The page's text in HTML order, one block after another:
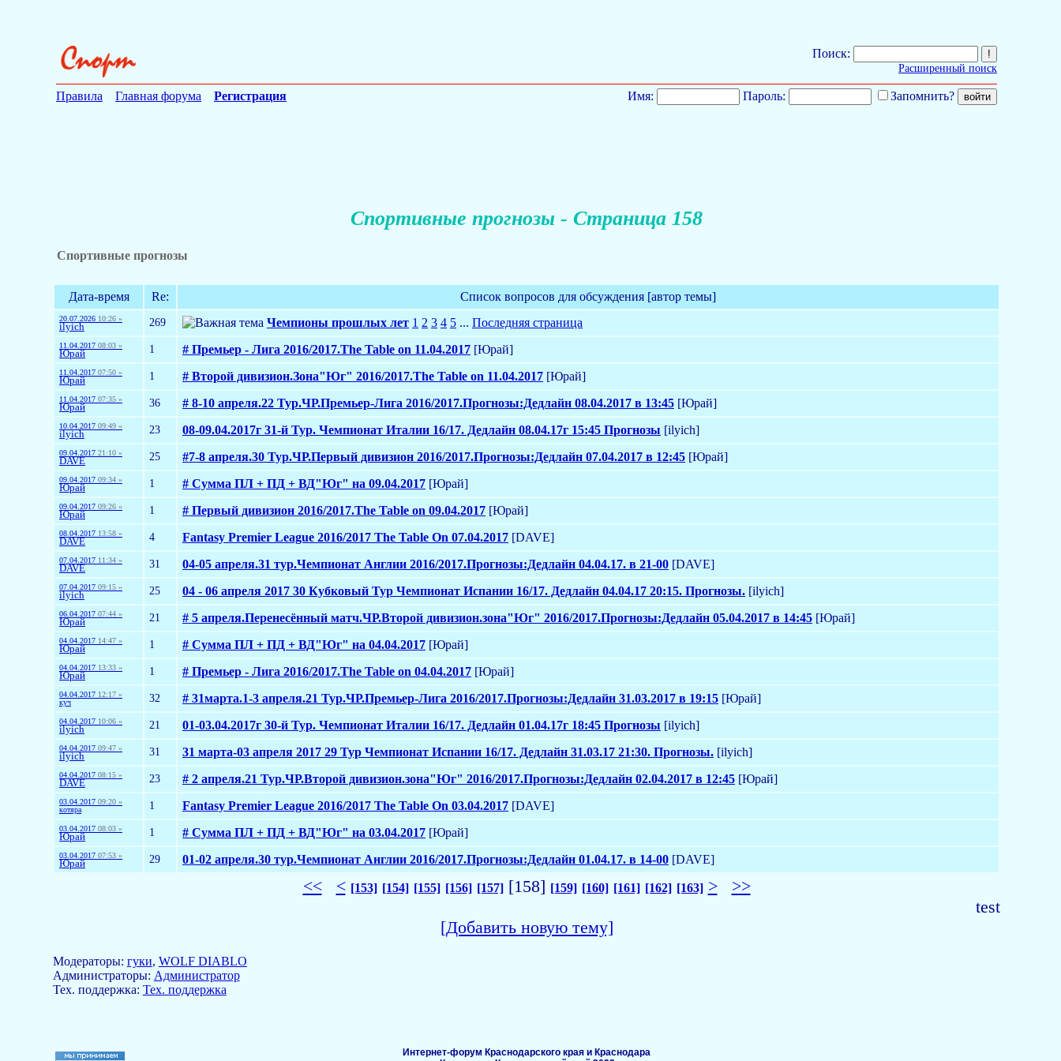
Поиск:
Расширенный поиск
Правила Главная форума Регистрация Имя: Пароль: Запомнить?
Спортивные прогнозы - Страница 158
Спортивные прогнозы
Дата-время Re: Список вопросов для обсуждения [автор темы]
20.07.2026 10:26 »
ilyich 269 Чемпионы прошлых лет 1 2 3 4 5 ... Последняя страница
11.04.2017 08:03 »
Юрай 1 # Премьер - Лига 2016/2017.The Table on 11.04.2017 [Юрай]
11.04.2017 07:50 »
Юрай 1 # Второй дивизион.Зона"Юг" 2016/2017.The Table on 11.04.2017 [Юрай]
11.04.2017 07:35 »
Юрай 36 # 8-10 апреля.22 Тур.ЧР.Премьер-Лига 2016/2017.Прогнозы:Дедлайн 08.04.2017 в 13:45 [Юрай]
10.04.2017 09:49 »
ilyich 23 08-09.04.2017г 31-й Тур. Чемпионат Италии 16/17. Дедлайн 08.04.17г 15:45 Прогнозы [ilyich]
09.04.2017 21:10 »
DAVE 25 #7-8 апреля.30 Тур.ЧР.Первый дивизион 2016/2017.Прогнозы:Дедлайн 07.04.2017 в 12:45 [Юрай]
09.04.2017 09:34 »
Юрай 1 # Сумма ПЛ + ПД + ВД"Юг" на 09.04.2017 [Юрай]
09.04.2017 09:26 »
Юрай 1 # Первый дивизион 2016/2017.The Table on 09.04.2017 [Юрай]
08.04.2017 13:58 »
DAVE 4 Fantasy Premier League 2016/2017 The Table On 07.04.2017 [DAVE]
07.04.2017 11:34 »
DAVE 31 04-05 апреля.31 тур.Чемпионат Англии 2016/2017.Прогнозы:Дедлайн 04.04.17. в 21-00 [DAVE]
07.04.2017 09:15 »
ilyich 25 04 - 06 апреля 2017 30 Кубковый Тур Чемпионат Испании 16/17. Дедлайн 04.04.17 20:15. Прогнозы. [ilyich]
06.04.2017 07:44 »
Юрай 21 # 5 апреля.Перенесённый матч.ЧР.Второй дивизион.зона"Юг" 2016/2017.Прогнозы:Дедлайн 05.04.2017 в 14:45 [Юрай]
04.04.2017 14:47 »
Юрай 1 # Сумма ПЛ + ПД + ВД"Юг" на 04.04.2017 [Юрай]
04.04.2017 13:33 »
Юрай 1 # Премьер - Лига 2016/2017.The Table on 04.04.2017 [Юрай]
04.04.2017 12:17 »
куч
32 # 31марта.1-3 апреля.21 Тур.ЧР.Премьер-Лига 2016/2017.Прогнозы:Дедлайн 31.03.2017 в 19:15 [Юрай]
04.04.2017 10:06 »
ilyich 21 01-03.04.2017г 30-й Тур. Чемпионат Италии 16/17. Дедлайн 01.04.17г 18:45 Прогнозы [ilyich]
04.04.2017 09:47 »
ilyich 31 31 марта-03 апреля 2017 29 Тур Чемпионат Испании 16/17. Дедлайн 31.03.17 21:30. Прогнозы. [ilyich]
04.04.2017 08:15 »
DAVE 23 # 2 апреля.21 Тур.ЧР.Второй дивизион.зона"Юг" 2016/2017.Прогнозы:Дедлайн 02.04.2017 в 12:45 [Юрай]
03.04.2017 09:20 »
котяра
1 Fantasy Premier League 2016/2017 The Table On 03.04.2017 [DAVE]
03.04.2017 08:03 »
Юрай 1 # Сумма ПЛ + ПД + ВД"Юг" на 03.04.2017 [Юрай]
03.04.2017 07:53 »
Юрай 29 01-02 апреля.30 тур.Чемпионат Англии 2016/2017.Прогнозы:Дедлайн 01.04.17. в 14-00 [DAVE]
<< < [153] [154] [155] [156] [157][158] [159] [160] [161] [162] [163] >
>>
test
[Добавить новую тему]
Модераторы: гуки, WOLF DIABLO
Aдминистраторы: Администратор
Тех. поддержка: Тех. поддержка
Интернет-форум Краснодарского края и Краснодара